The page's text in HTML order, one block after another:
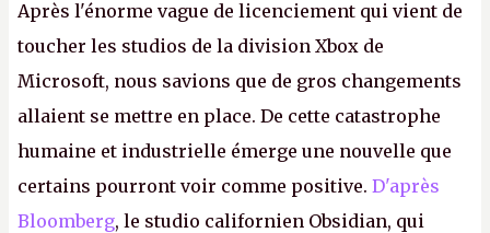
Après l'énorme vague de licenciement qui vient de
toucher les studios de la division Xbox de
Microsoft, nous savions que de gros changements
allaient se mettre en place. De cette catastrophe
humaine et industrielle émerge une nouvelle que
certains pourront voir comme positive. D'après
Bloomberg, le studio californien Obsidian, qui